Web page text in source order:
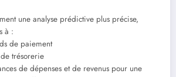
une analyse prédictive plus précise,
à :
de paiement
trésorerie
de dépenses et de revenus pour une